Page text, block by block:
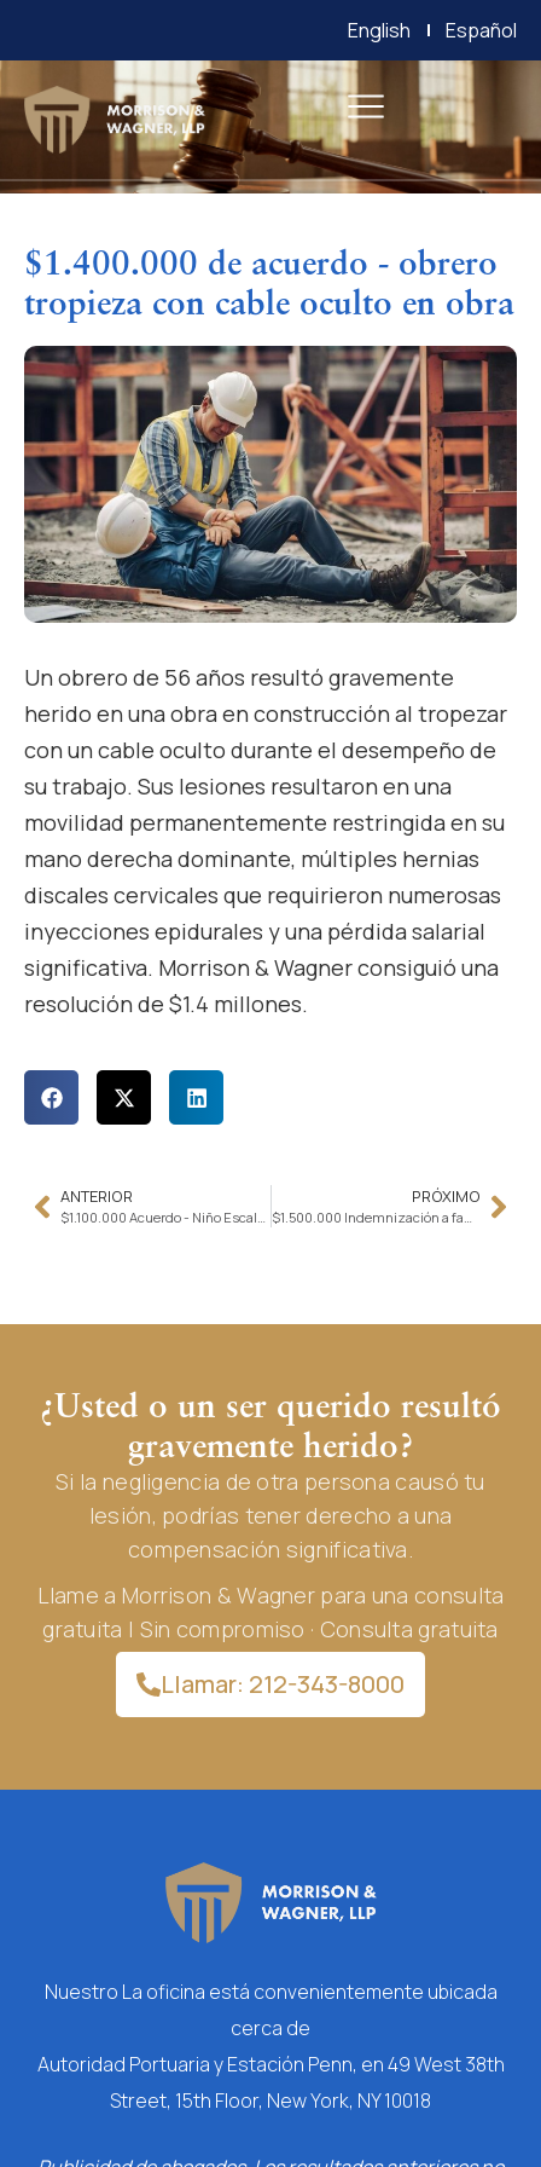
English Español
$1.400.000 de acuerdo - obrero
tropieza con cable oculto en obra
Un obrero de 56 años resultó gravemente
herido en una obra en construcción al tropezar
con un cable oculto durante el desempeño de
su trabajo. Sus lesiones resultaron en una
movilidad permanentemente restringida en su
mano derecha dominante, múltiples hernias
discales cervicales que requirieron numerosas
inyecciones epidurales y una pérdida salarial
significativa. Morrison & Wagner consiguió una
resolución de $1.4 millones.
ANTERIOR
$1.100.000 Acuerdo - Niño Escalado por Agua Hirviendo en Pista de Baile
PRÓXIMO
$1.500.000 Indemnización a familia de peatón atropellado por quitanieves
¿Usted o un ser querido resultó
gravemente herido?
Si la negligencia de otra persona causó tu
lesión, podrías tener derecho a una
compensación significativa.
Llame a Morrison & Wagner para una consulta
gratuita | Sin compromiso · Consulta gratuita
Llamar: 212-343-8000
Nuestro La oficina está convenientemente ubicada
cerca de
Autoridad Portuaria y Estación Penn, en 49 West 38th
Street, 15th Floor, New York, NY 10018